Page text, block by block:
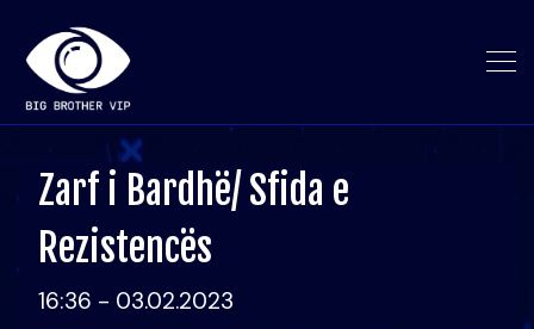
Zarf i Bardhë/ Sfida e
Rezistencës
16:36 - 03.02.2023